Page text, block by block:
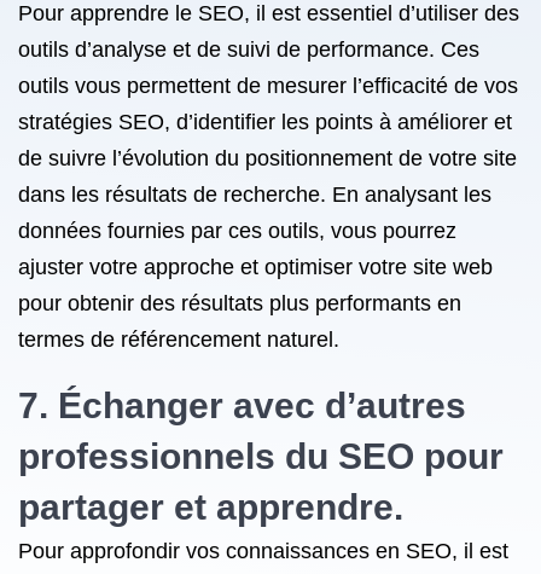
Pour apprendre le SEO, il est essentiel d’utiliser des
outils d’analyse et de suivi de performance. Ces
outils vous permettent de mesurer l’efficacité de vos
stratégies SEO, d’identifier les points à améliorer et
de suivre l’évolution du positionnement de votre site
dans les résultats de recherche. En analysant les
données fournies par ces outils, vous pourrez
ajuster votre approche et optimiser votre site web
pour obtenir des résultats plus performants en
termes de référencement naturel.
7. Échanger avec d’autres
professionnels du SEO pour
partager et apprendre.
Pour approfondir vos connaissances en SEO, il est